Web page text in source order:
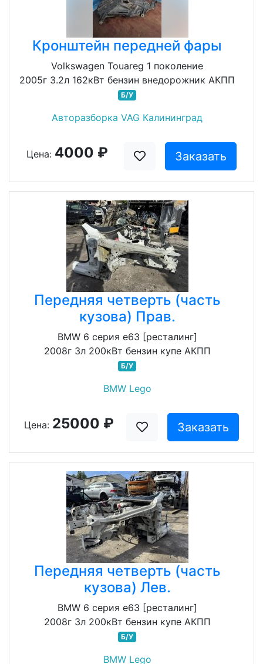
Кронштейн передней фары
Volkswagen Touareg 1 поколение
2005г 3.2л 162кВт бензин внедорожник АКПП
Б/У
Авторазборка VAG Калининград
Цена: 4000 ₽ Заказать
Передняя четверть (часть
кузова) Прав.
BMW 6 серия e63 [ресталинг]
2008г 3л 200кВт бензин купе АКПП
Б/У
BMW Lego
Цена: 25000 ₽ Заказать
Передняя четверть (часть
кузова) Лев.
BMW 6 серия e63 [ресталинг]
2008г 3л 200кВт бензин купе АКПП
Б/У
BMW Lego